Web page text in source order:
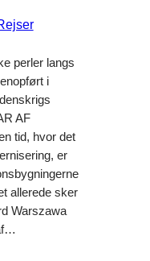
perler langs
i
AF
tid, hvor det
er
allerede sker
Warszawa